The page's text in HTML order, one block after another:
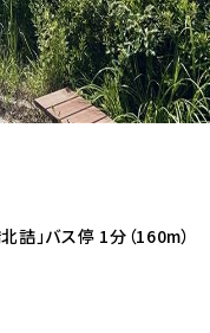
詰」バス停 1分（160m）